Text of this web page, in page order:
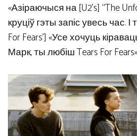
«Азіраючыся на [U2’s] “The
круціў гэты запіс увесь час.
For Fears’] «Усе хочуць
Марк, ты любіш Tears For